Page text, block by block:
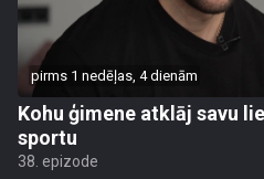
pirms 1 nedēļas, 4 dienām
Kohu ģimene atklāj savu
sportu
38. epizode